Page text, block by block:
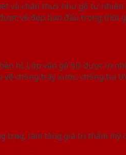
và chân thực như gỗ tự
vẻ đẹp ban đầu trong thời
bỉ. Lớp vân gỗ 5D được in
chống trầy xước, chống tia
trọng, làm tăng giá trị thẩm mỹ